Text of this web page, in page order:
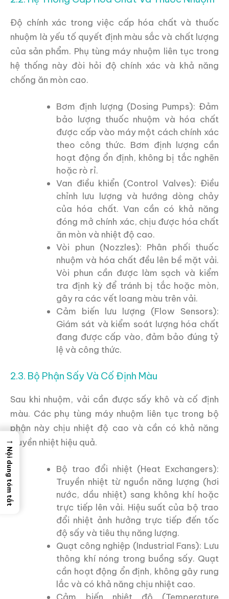
Độ chính xác trong việc cấp hóa chất và thuốc
nhuộm là yếu tố quyết định màu sắc và chất lượng
của sản phẩm. Phụ tùng máy nhuộm liên tục trong
hệ thống này đòi hỏi độ chính xác và khả năng
chống ăn mòn cao.
Bơm định lượng (Dosing Pumps): Đảm
bảo lượng thuốc nhuộm và hóa chất
được cấp vào máy một cách chính xác
theo công thức. Bơm định lượng cần
hoạt động ổn định, không bị tắc nghẽn
hoặc rò rỉ.
Van điều khiển (Control Valves): Điều
chỉnh lưu lượng và hướng dòng chảy
của hóa chất. Van cần có khả năng
đóng mở chính xác, chịu được hóa chất
ăn mòn và nhiệt độ cao.
Vòi phun (Nozzles): Phân phối thuốc
nhuộm và hóa chất đều lên bề mặt vải.
Vòi phun cần được làm sạch và kiểm
tra định kỳ để tránh bị tắc hoặc mòn,
gây ra các vết loang màu trên vải.
Cảm biến lưu lượng (Flow Sensors):
Giám sát và kiểm soát lượng hóa chất
đang được cấp vào, đảm bảo đúng tỷ
lệ và công thức.
2.3. Bộ Phận Sấy Và Cố Định Màu
Sau khi nhuộm, vải cần được sấy khô và cố định
màu. Các phụ tùng máy nhuộm liên tục trong bộ
phận này chịu nhiệt độ cao và cần có khả năng
truyền nhiệt hiệu quả.
Bộ trao đổi nhiệt (Heat Exchangers):
Truyền nhiệt từ nguồn năng lượng (hơi
nước, dầu nhiệt) sang không khí hoặc
trực tiếp lên vải. Hiệu suất của bộ trao
đổi nhiệt ảnh hưởng trực tiếp đến tốc
độ sấy và tiêu thụ năng lượng.
Quạt công nghiệp (Industrial Fans): Lưu
thông khí nóng trong buồng sấy. Quạt
cần hoạt động ổn định, không gây rung
lắc và có khả năng chịu nhiệt cao.
Cảm biến nhiệt độ (Temperature
→
Nội dung tóm tắt